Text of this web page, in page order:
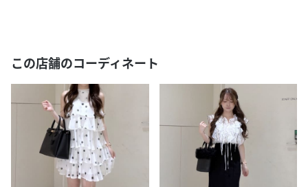
この店舗のコーディネート